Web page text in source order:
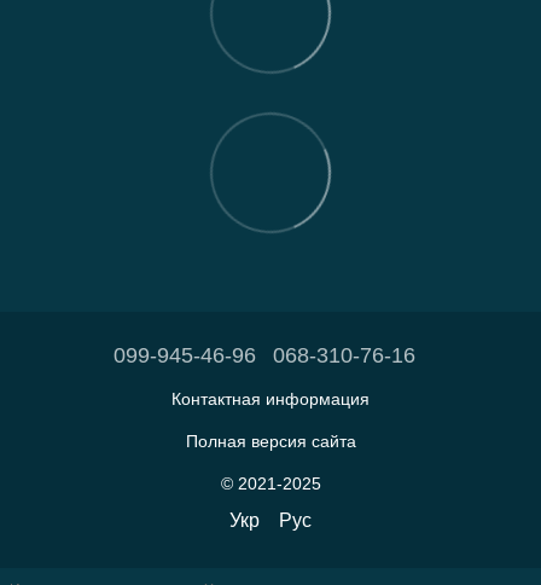
099-945-46-96 068-310-76-16
Контактная информация
Полная версия сайта
© 2021-2025
Укр Рус